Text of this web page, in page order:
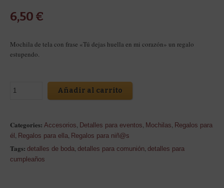
6,50 €
Mochila de tela con frase «Tú dejas huella en mi corazón» un regalo
estupendo.
Añadir al carrito
Categories: Accesorios Detalles para eventos Mochilas Regalos para
él Regalos para ella Regalos para niñ@s
Tags: detalles de boda detalles para comunión detalles para
cumpleaños